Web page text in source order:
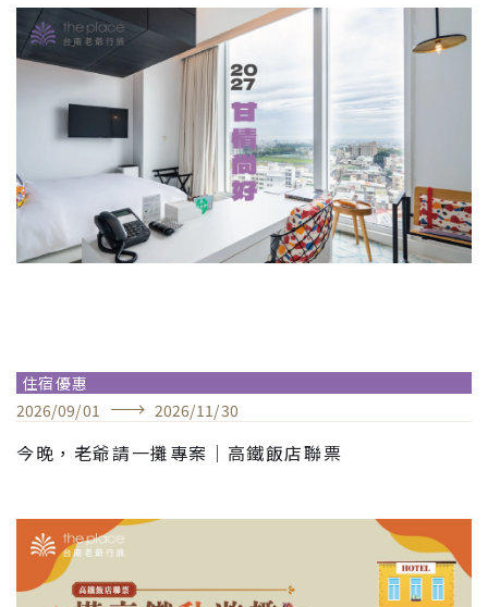
住宿優惠
2026/09/01 2026/11/30
今晚，老爺請一攤專案｜高鐵飯店聯票